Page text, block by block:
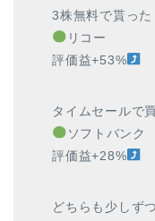
3株無料で貰った
リコー
評価益+53%
タイムセールで
ソフトバンク
評価益+28%
どちらも少しず